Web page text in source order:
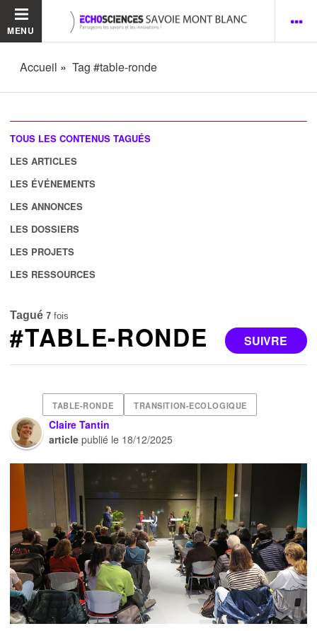
MENU
Accueil Tag #table-ronde
TOUS LES CONTENUS TAGUÉS
LES ARTICLES
LES ÉVÉNEMENTS
LES ANNONCES
LES DOSSIERS
LES PROJETS
LES RESSOURCES
Tagué 7 fois
SUIVRE
#TABLE-RONDE
TABLE-RONDE TRANSITION-ECOLOGIQUE
Claire Tantin
article publié le 18/12/2025